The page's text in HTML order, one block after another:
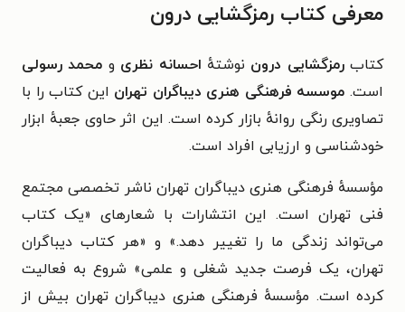
معرفی کتاب رمزگشایی درون
کتابرمزگشایی درون نوشتهٔ احسانه نظری و محمد رسولی
است. موسسه فرهنگی هنری دیباگران تهران این کتاب را با
تصاویری رنگی روانهٔ بازار کرده است. این اثر حاوی جعبهٔ ابزار
خودشناسی و ارزیابی افراد است.
مؤسسهٔ فرهنگی هنری دیباگران تهران ناشر تخصصی مجتمع
فنی تهران است. این انتشارات با شعارهای «یک کتاب
می‌تواند زندگی ما را تغییر دهد.» و «هر کتاب دیباگران
تهران، یک فرصت جدید شغلی و علمی» شروع به فعالیت
کرده است. مؤسسهٔ فرهنگی هنری دیباگران تهران بیش از